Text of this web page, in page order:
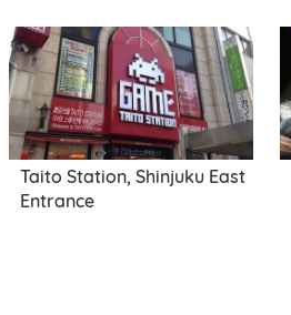
Taito Station, Shinjuku East
Entrance